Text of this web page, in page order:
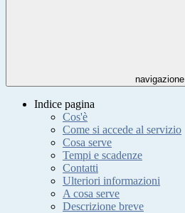
navigazione
Indice pagina
Cos'è
Come si accede al servizio
Cosa serve
Tempi e scadenze
Contatti
Ulteriori informazioni
A cosa serve
Descrizione breve